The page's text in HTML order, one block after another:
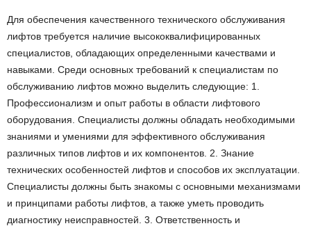
Для обеспечения качественного технического обслуживания
лифтов требуется наличие высококвалифицированных
специалистов, обладающих определенными качествами и
навыками. Среди основных требований к специалистам по
обслуживанию лифтов можно выделить следующие: 1.
Профессионализм и опыт работы в области лифтового
оборудования. Специалисты должны обладать необходимыми
знаниями и умениями для эффективного обслуживания
различных типов лифтов и их компонентов. 2. Знание
технических особенностей лифтов и способов их эксплуатации.
Специалисты должны быть знакомы с основными механизмами
и принципами работы лифтов, а также уметь проводить
диагностику неисправностей. 3. Ответственность и